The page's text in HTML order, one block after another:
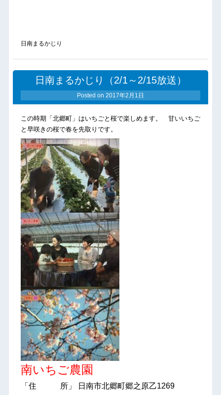
日南まるかじり
日南まるかじり（2/1～2/15放送）
Posted on 2017年2月1日
この時期「北郷町」はいちごと桜で楽しめます。 甘いいちご
と早咲きの桜で春を先取りです。
南いちご農園
「住 所」 日南市北郷町郷之原乙1269